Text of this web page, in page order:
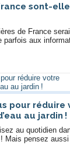
sont-
de France
parfois aux
pour réduire
au jardin !
au quotidien
Mais pensez